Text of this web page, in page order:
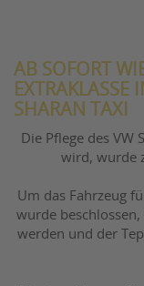
AB SOFORT
EXTRAKLASSE
SHARAN TAXI
Die Pflege des VW
wird, wurde
Um das Fahrzeug
wurde
werden und der